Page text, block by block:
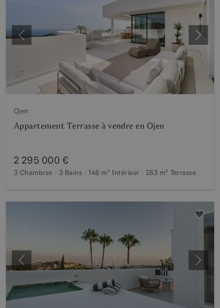
Précédent
Ojen
Appartement Terrasse à vendre en Ojen
2 295 000 €
3 Chambres 3 Bains 148 m² Intérieur 283 m² Terrasse
Précédent